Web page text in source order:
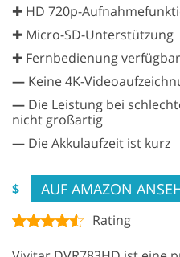
✚ HD 720p-
✚ Micro-SD-Unterstützung
✚ Fernbedienung verfügbar
— Keine 4K-
— Die Leistung bei
nicht großartig
— Die Akkulaufzeit ist kurz
$ AUF AMAZON
Rating